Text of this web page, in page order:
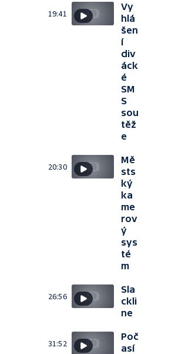
19:41
Vy
hlá
šen
í
div
áck
é
SM
S
sou
těž
e
20:30
Mě
sts
ký
ka
me
rov
ý
sys
té
m
26:56
Sla
ckli
ne
31:52
Poč
así